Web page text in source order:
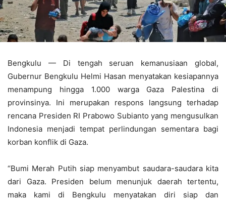
Bengkulu — Di tengah seruan kemanusiaan global,
Gubernur Bengkulu Helmi Hasan menyatakan kesiapannya
menampung hingga 1.000 warga Gaza Palestina di
provinsinya. Ini merupakan respons langsung terhadap
rencana Presiden RI Prabowo Subianto yang mengusulkan
Indonesia menjadi tempat perlindungan sementara bagi
korban konflik di Gaza.
“Bumi Merah Putih siap menyambut saudara-saudara kita
dari Gaza. Presiden belum menunjuk daerah tertentu,
maka kami di Bengkulu menyatakan diri siap dan